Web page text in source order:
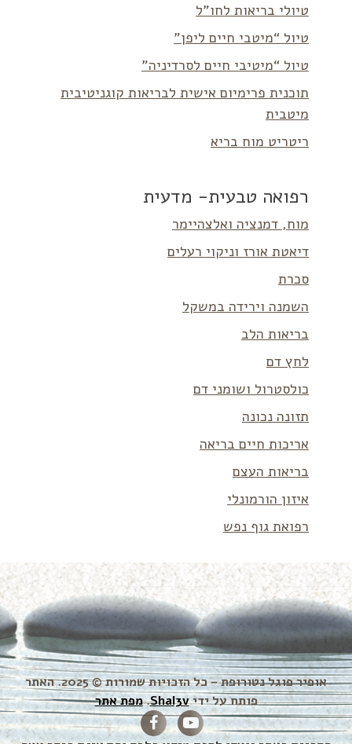
טיולי בריאות לחו”ל
טיול “מיטבי חיים ליפן”
טיול “מיטיבי חיים לסרדיניה”
תוכנית פרימיום אישית לבריאות קוגניטיבית
מיטבית
ריטריט מוח בריא
רפואה טבעית- מדעית
מוח, דמנציה ואלצהיימר
דיאטת אורז וניקוי רעלים
סכרת
השמנה וירידה במשקל
בריאות הלב
לחץ דם
כולסטרול ושומני דם
תזונה נכונה
אריכות חיים בריאה
בריאות העצם
איזון הורמונלי
רפואת גוף נפש
אופיר פוגל נטורופת – כל הזכויות שמורות © 2025. האתר
פותח על ידיShal3v
.מפת אתר